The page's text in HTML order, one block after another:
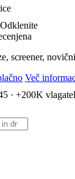
screener,
Več
· +200K